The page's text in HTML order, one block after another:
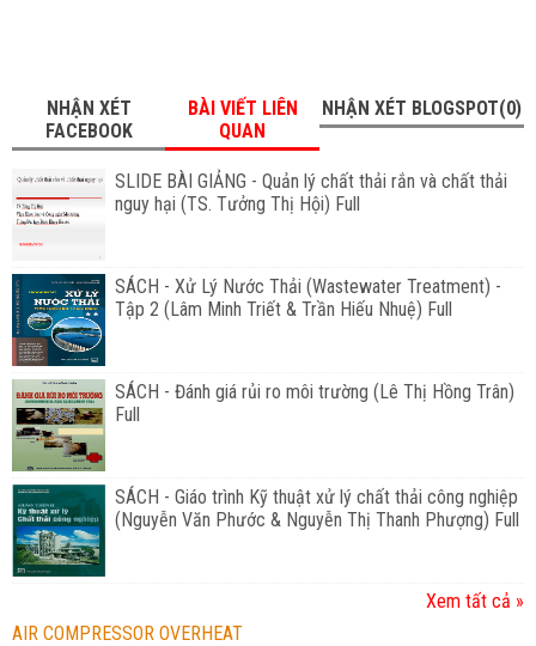
NHẬN XÉT
FACEBOOK
BÀI VIẾT LIÊN
QUAN
NHẬN XÉT BLOGSPOT(0)
SLIDE BÀI GIẢNG - Quản lý chất thải rắn và chất thải
nguy hại (TS. Tưởng Thị Hội) Full
SÁCH - Xử Lý Nước Thải (Wastewater Treatment) -
Tập 2 (Lâm Minh Triết & Trần Hiếu Nhuệ) Full
SÁCH - Đánh giá rủi ro môi trường (Lê Thị Hồng Trân)
Full
SÁCH - Giáo trình Kỹ thuật xử lý chất thải công nghiệp
(Nguyễn Văn Phước & Nguyễn Thị Thanh Phượng) Full
Xem tất cả »
AIR COMPRESSOR OVERHEAT